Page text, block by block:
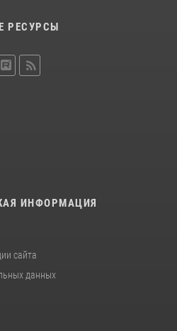
РЕСУРСЫ
ИНФОРМАЦИЯ
сайта
данных